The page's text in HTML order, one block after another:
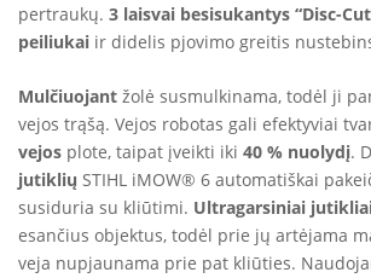
pertraukų. 3 laisvai besisukantys “Disc-
peiliukai ir didelis pjovimo greitis
Mulčiuojant žolė susmulkinama, todėl ji
vejos trąšą. Vejos robotas gali efektyviai
vejos plote, taipat įveikti iki 40 % nuolydį.
jutiklių STIHL iMOW® 6 automatiškai
susiduria su kliūtimi. Ultragarsiniai
esančius objektus, todėl prie jų artėjama
veja nupjaunama prie pat kliūties.